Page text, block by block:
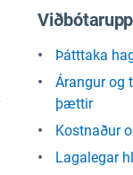
Þátttaka
Árangur og
þættir
Kostnaður
Lagalegar